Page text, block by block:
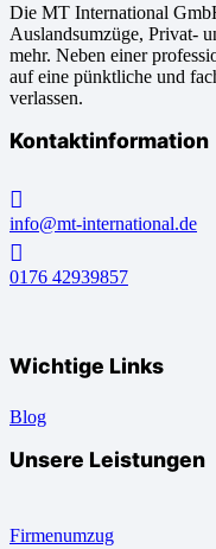
Die MT International
Auslandsumzüge, Privat-
mehr. Neben einer
auf eine pünktliche und
verlassen.
Kontaktinformation
info@mt-international.de
0176 42939857
Wichtige Links
Blog
Unsere Leistungen
Firmenumzug